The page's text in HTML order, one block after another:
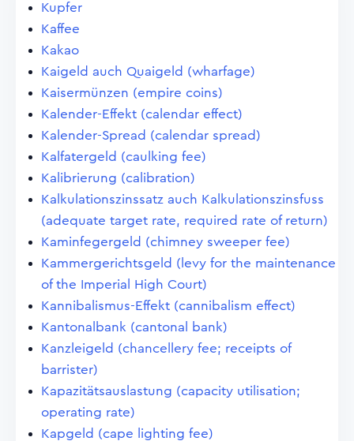
Kupfer
Kaffee
Kakao
Kaigeld auch Quaigeld (wharfage)
Kaisermünzen (empire coins)
Kalender-Effekt (calendar effect)
Kalender-Spread (calendar spread)
Kalfatergeld (caulking fee)
Kalibrierung (calibration)
Kalkulationszinssatz auch Kalkulationszinsfuss
(adequate target rate, required rate of return)
Kaminfegergeld (chimney sweeper fee)
Kammergerichtsgeld (levy for the maintenance
of the Imperial High Court)
Kannibalismus-Effekt (cannibalism effect)
Kantonalbank (cantonal bank)
Kanzleigeld (chancellery fee; receipts of
barrister)
Kapazitätsauslastung (capacity utilisation;
operating rate)
Kapgeld (cape lighting fee)